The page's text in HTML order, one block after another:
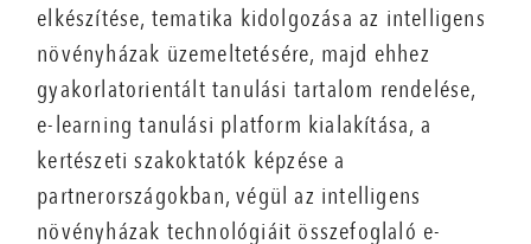
elkészítése, tematika kidolgozása az intelligens
növényházak üzemeltetésére, majd ehhez
gyakorlatorientált tanulási tartalom rendelése,
e-learning tanulási platform kialakítása, a
kertészeti szakoktatók képzése a
partnerországokban, végül az intelligens
növényházak technológiáit összefoglaló e-